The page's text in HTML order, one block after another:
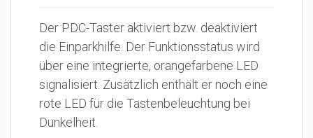
Der PDC-Taster aktiviert bzw. deaktiviert
die Einparkhilfe. Der Funktionsstatus wird
über eine integrierte, orangefarbene LED
signalisiert. Zusätzlich enthält er noch eine
rote LED für die Tastenbeleuchtung bei
Dunkelheit.